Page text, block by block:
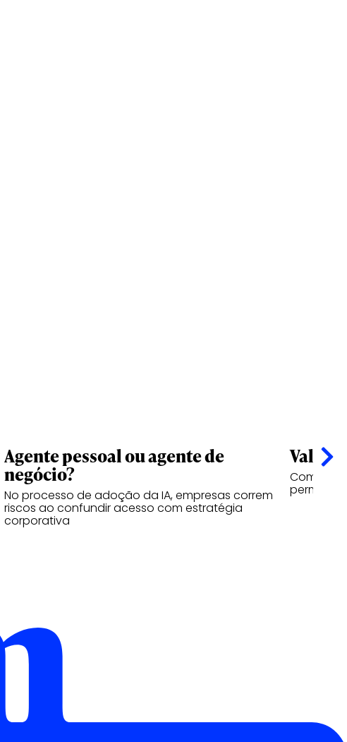
Agente pessoal ou agente de
negócio?
No processo de adoção da IA, empresas correm
riscos ao confundir acesso com estratégia
corporativa
Valor
Como a